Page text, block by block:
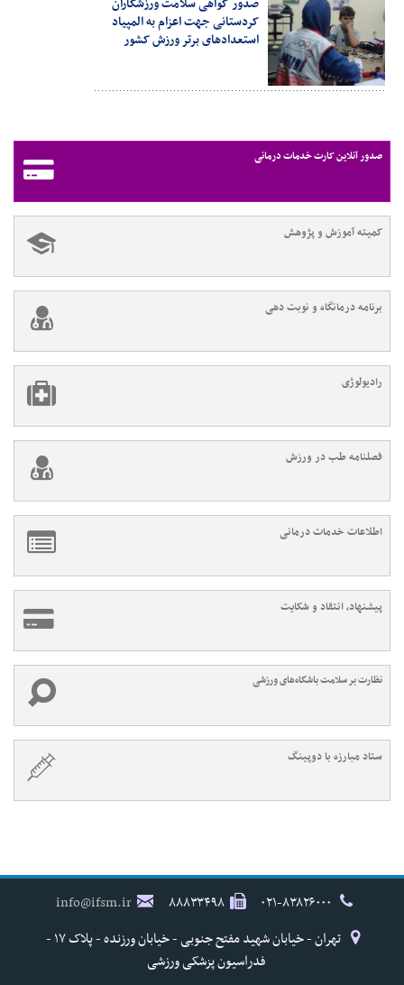
کردستانی جهت اعزام به المپیاد
استعدادهای برتر ورزش کشور
صدور آنلاین کارت خدمات درمانی
کمیته آموزش و پژوهش
برنامه درمانگاه و نوبت دهی
رادیولوژی
فصلنامه طب در ورزش
اطلاعات خدمات درمانی
پیشنهاد، انتقاد و شکایت
نظارت بر سلامت باشگاه‌های ورزشی
ستاد مبارزه با دوپینگ
۸۸۸۳۳۴۹۸
info@ifsm.ir
تهران - خیابان شهید مفتح جنوبی - خیابان ورزنده - پلاک ۱۷ -
فدراسیون پزشکی ورزشی